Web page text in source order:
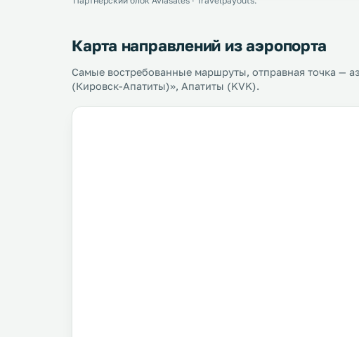
Карта направлений из аэропорта
Самые востребованные маршруты, отправная точка —
(Кировск-Апатиты)», Апатиты (KVK).